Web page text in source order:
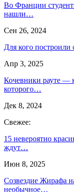
Во Франции
нашли…
Сен 26, 2024
Для кого
Апр 3, 2025
Кочевники рауте —
которого…
Дек 8, 2024
Свежее:
15 невероятно
ждут…
Июн 8, 2025
Созвездие Жирафа
необычное…